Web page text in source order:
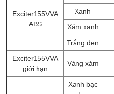
Exciter155VVA
ABS
Xanh
Xám xanh
Trắng đen
Exciter155VVA
giới hạn
Vàng xám
Xanh bạc